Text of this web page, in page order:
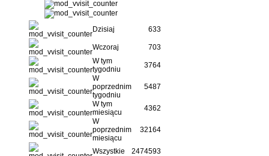
Dzisiaj 633
Wczoraj
703
W tym
tygodniu
3764
W
poprzednim
tygodniu
5487
W tym
miesiącu
4362
W
poprzednim
miesiącu
32164
Wszystkie 2474593